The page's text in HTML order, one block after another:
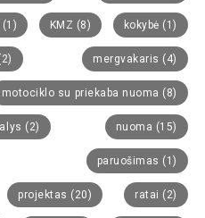
(1) KMZ (8) kokybė (1)
mergvakaris (4)
motociklo su priekaba nuoma (8)
(2) nuoma (15)
paruošimas (1)
projektas (20) ratai (2)